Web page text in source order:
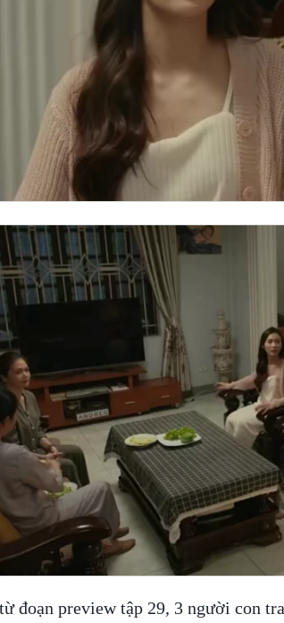
đoạn preview tập 29, 3 người con